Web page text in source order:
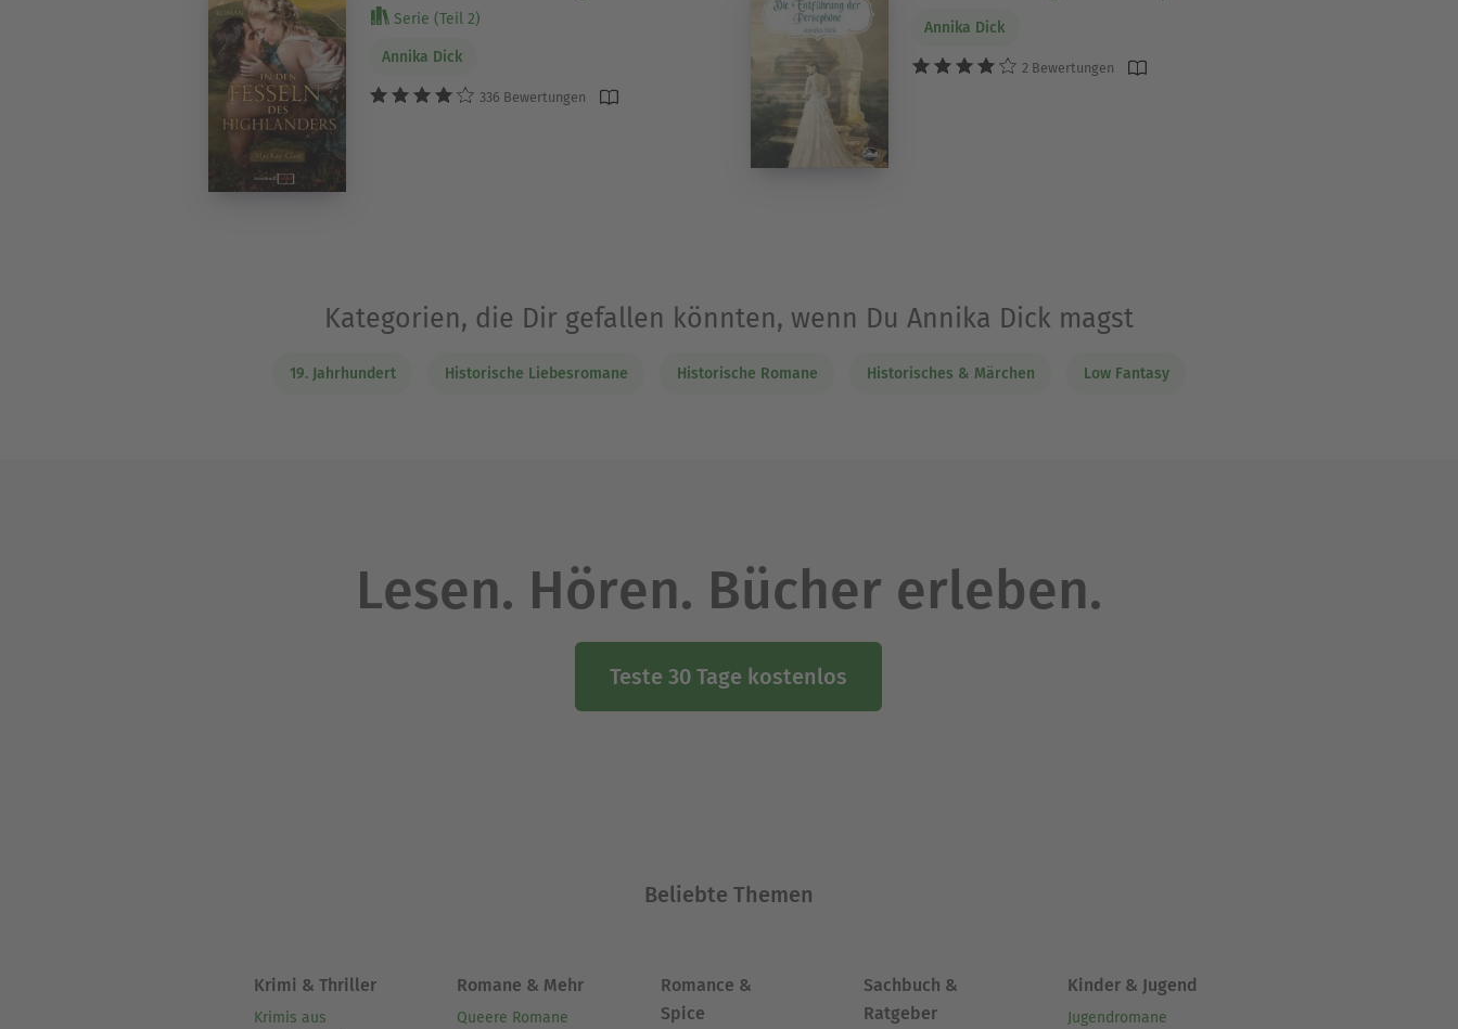
Serie (Teil 2)
Annika Dick
336 Bewertungen
Annika Dick
2 Bewertungen
Kategorien, die Dir gefallen könnten, wenn Du Annika Dick magst
19. Jahrhundert Historische Liebesromane Historische Romane Historisches & Märchen Low Fantasy
Lesen. Hören. Bücher erleben.
Teste 30 Tage kostenlos
Beliebte Themen
Krimi & Thriller
Krimis aus
Romane & Mehr
Queere Romane
Romance &
Spice
Sachbuch &
Ratgeber
Kinder & Jugend
Jugendromane